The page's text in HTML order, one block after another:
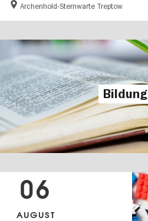
Archenhold-Sternwarte Treptow
Bildung
06
AUGUST